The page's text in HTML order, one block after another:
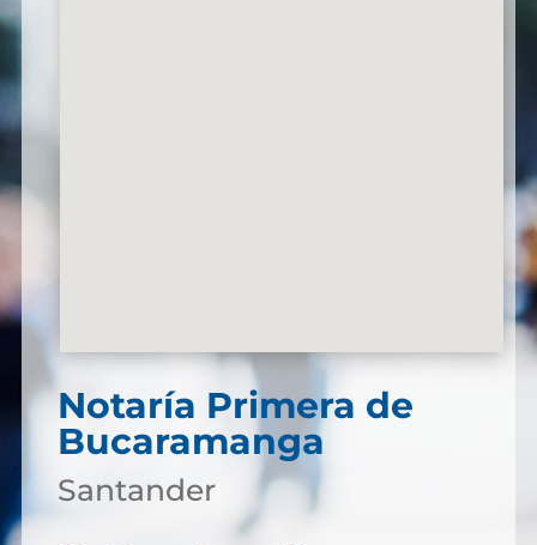
Notaría Primera de
Bucaramanga
Santander